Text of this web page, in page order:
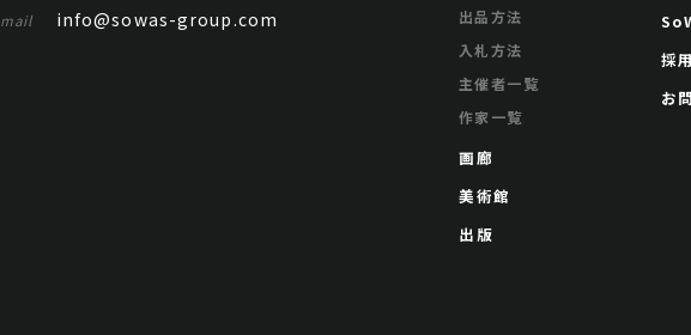
mail info@sowas-group.com
出品方法
入札方法
主催者一覧
作家一覧
画廊
美術館
出版
採
お